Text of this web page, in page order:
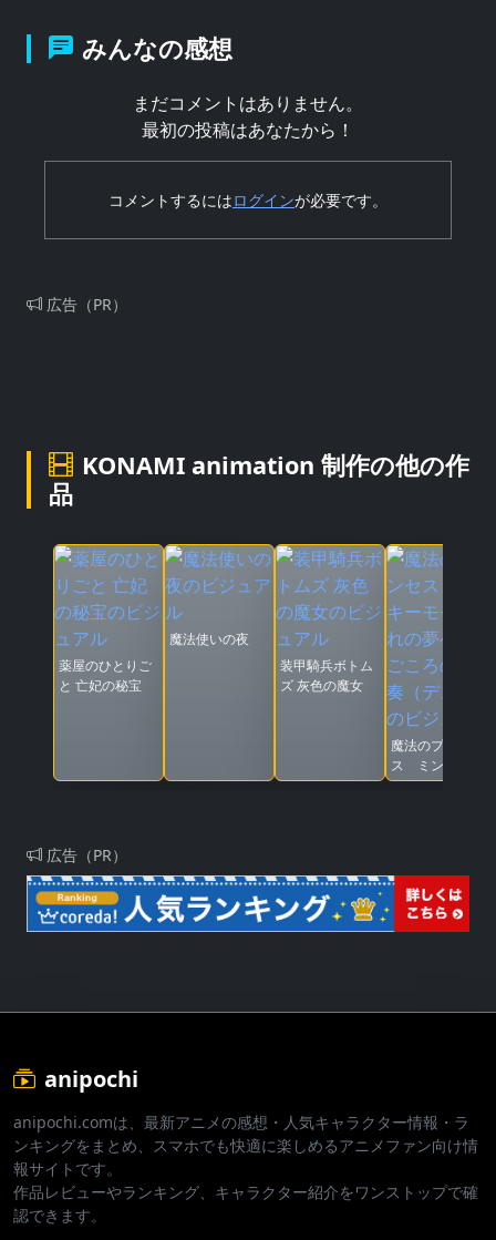
みんなの感想
まだコメントはありません。
最初の投稿はあなたから！
コメントするにはログインが必要です。
広告（PR）
KONAMI animation 制作の他の作
品
薬屋のひとりご
と 亡妃の秘宝
魔法使いの夜
装甲騎兵ボトム
ズ 灰色の魔女
魔法のプリンセ
ス ミンキーモ
モ 憧れの夢へ
広告（PR）
anipochi
anipochi.comは、最新アニメの感想・人気キャラクター情報・ラ
ンキングをまとめ、スマホでも快適に楽しめるアニメファン向け情
報サイトです。
作品レビューやランキング、キャラクター紹介をワンストップで確
認できます。